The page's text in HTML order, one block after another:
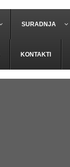
SURADNJA
KONTAKTI